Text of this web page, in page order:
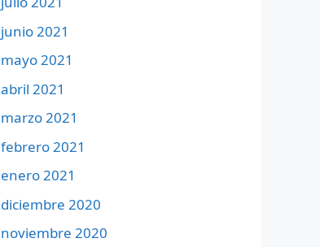
junio 2021
mayo 2021
abril 2021
marzo 2021
febrero 2021
enero 2021
diciembre 2020
noviembre 2020